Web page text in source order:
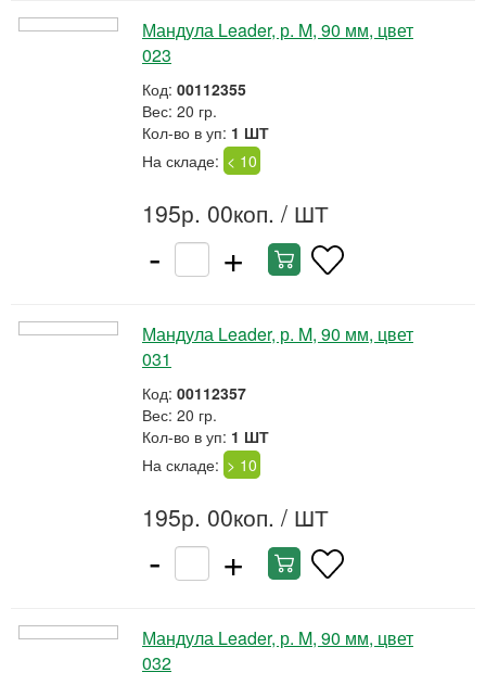
Мандула Leader, р. M, 90 мм, цвет
023
Код: 00112355
Вес: 20 гр.
Кол-во в уп: 1 ШТ
На складе: < 10
195р. 00коп. / ШТ
- +
Мандула Leader, р. M, 90 мм, цвет
031
Код: 00112357
Вес: 20 гр.
Кол-во в уп: 1 ШТ
На складе: > 10
195р. 00коп. / ШТ
- +
Мандула Leader, р. M, 90 мм, цвет
032